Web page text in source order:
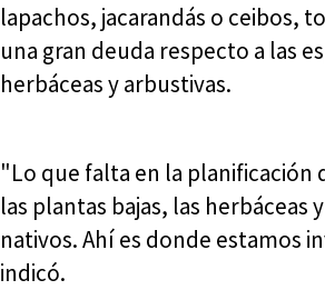
lapachos, jacarandás o ceibos,
una gran deuda respecto a las
herbáceas y arbustivas.
"Lo que falta en la planificación
las plantas bajas, las herbáceas
nativos. Ahí es donde estamos
indicó.